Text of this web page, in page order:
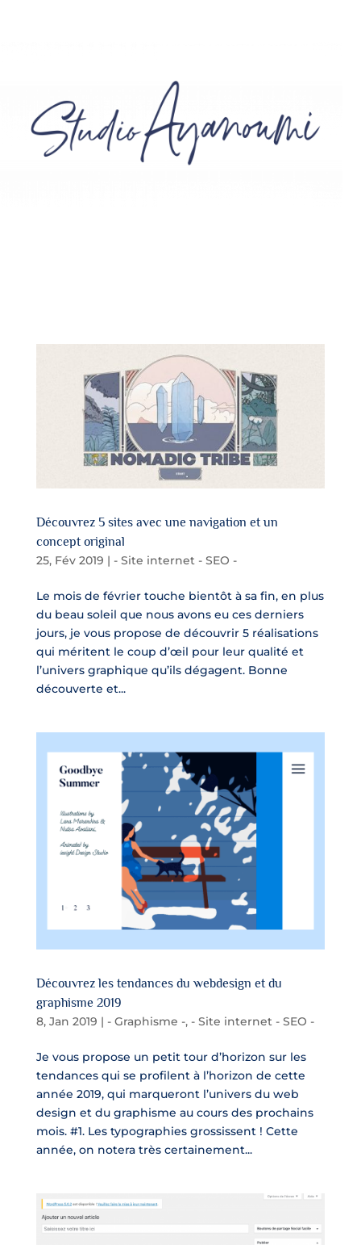
Découvrez 5 sites avec une navigation et un
concept original
25, Fév 2019 | - Site internet - SEO -
Le mois de février touche bientôt à sa fin, en plus
du beau soleil que nous avons eu ces derniers
jours, je vous propose de découvrir 5 réalisations
qui méritent le coup d’œil pour leur qualité et
l’univers graphique qu’ils dégagent. Bonne
découverte et...
Découvrez les tendances du webdesign et du
graphisme 2019
8, Jan 2019 | - Graphisme -, - Site internet - SEO -
Je vous propose un petit tour d’horizon sur les
tendances qui se profilent à l’horizon de cette
année 2019, qui marqueront l’univers du web
design et du graphisme au cours des prochains
mois. #1. Les typographies grossissent ! Cette
année, on notera très certainement...